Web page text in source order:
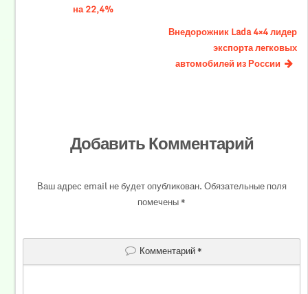
на 22,4%
Внедорожник Lada 4×4 лидер
экспорта легковых
автомобилей из России
Добавить Комментарий
Ваш адрес email не будет опубликован.Обязательные поля
помечены*
Комментарий*